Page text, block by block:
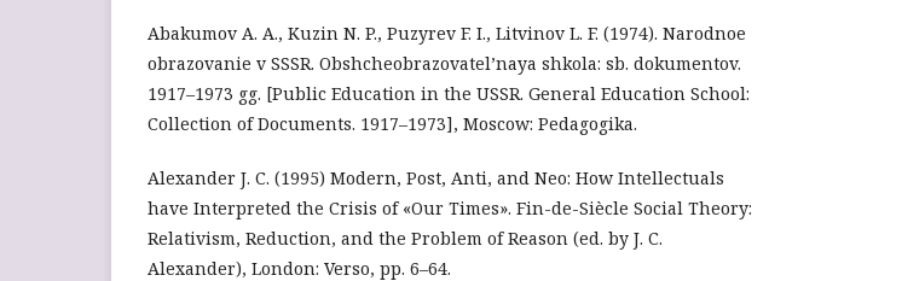
Abakumov A. A., Kuzin N. P., Puzyrev F. I., Litvinov L. F. (1974). Narodnoe
obrazovanie v SSSR. Obshcheobrazovatel’naya shkola: sb. dokumentov.
1917–1973 gg. [Public Education in the USSR. General Education School:
Collection of Documents. 1917–1973], Moscow: Pedagogika.
Alexander J. C. (1995) Modern, Post, Anti, and Neo: How Intellectuals
have Interpreted the Crisis of «Our Times». Fin-de-Siècle Social Theory:
Relativism, Reduction, and the Problem of Reason (ed. by J. C.
Alexander), London: Verso, pp. 6–64.